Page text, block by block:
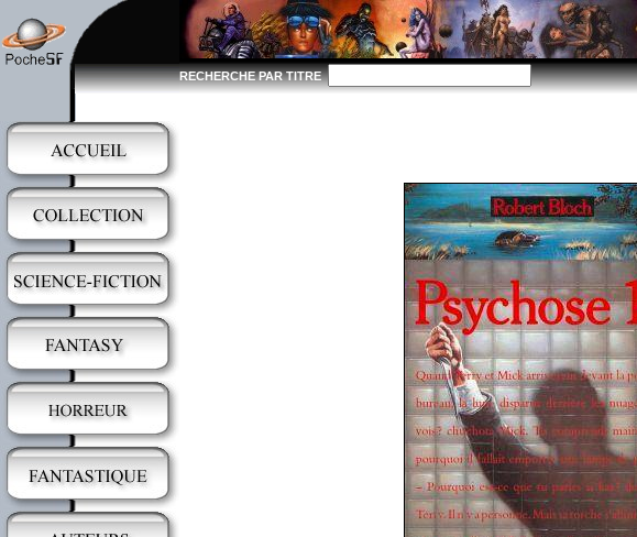
RECHERCHE PAR TITRE